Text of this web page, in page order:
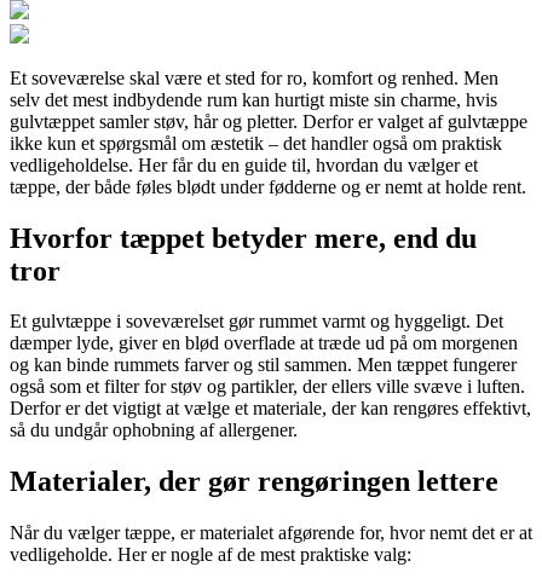
Et soveværelse skal være et sted for ro, komfort og renhed. Men
selv det mest indbydende rum kan hurtigt miste sin charme, hvis
gulvtæppet samler støv, hår og pletter. Derfor er valget af gulvtæppe
ikke kun et spørgsmål om æstetik – det handler også om praktisk
vedligeholdelse. Her får du en guide til, hvordan du vælger et
tæppe, der både føles blødt under fødderne og er nemt at holde rent.
Hvorfor tæppet betyder mere, end du
tror
Et gulvtæppe i soveværelset gør rummet varmt og hyggeligt. Det
dæmper lyde, giver en blød overflade at træde ud på om morgenen
og kan binde rummets farver og stil sammen. Men tæppet fungerer
også som et filter for støv og partikler, der ellers ville svæve i luften.
Derfor er det vigtigt at vælge et materiale, der kan rengøres effektivt,
så du undgår ophobning af allergener.
Materialer, der gør rengøringen lettere
Når du vælger tæppe, er materialet afgørende for, hvor nemt det er at
vedligeholde. Her er nogle af de mest praktiske valg: